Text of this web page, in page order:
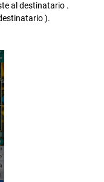
al destinatario .
).